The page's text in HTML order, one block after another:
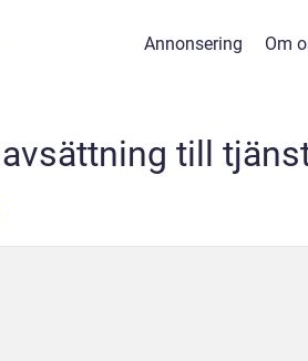
Annonsering Om
avsättning till